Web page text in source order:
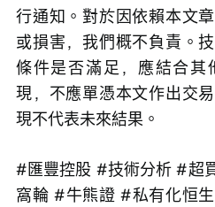
行通知。對於因依賴本文
或損害，我們概不負責。
條件是否滿足，應結合其
現，不應單憑本文作出交
現不代表未來結果。
#匯豐控股 #技術分析 #超
窩輪 #牛熊證 #私有化恒